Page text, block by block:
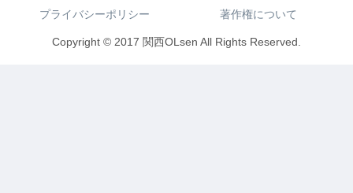
プライバシーポリシー
著作権について
Copyright © 2017 関西OLsen All Rights Reserved.